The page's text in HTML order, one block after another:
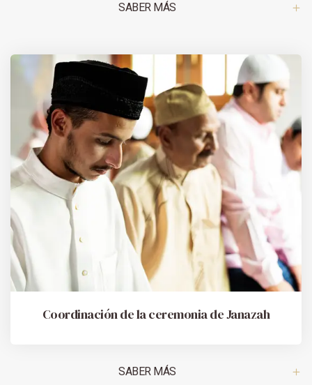
SABER MÁS
Coordinación de la ceremonia de Janazah
SABER MÁS